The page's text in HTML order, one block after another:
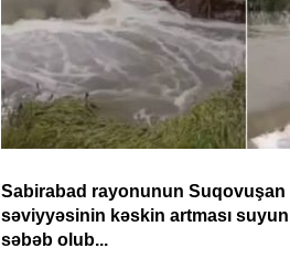
Sabirabad rayonunun Suqovuşan
səviyyəsinin kəskin artması suyun
səbəb olub...